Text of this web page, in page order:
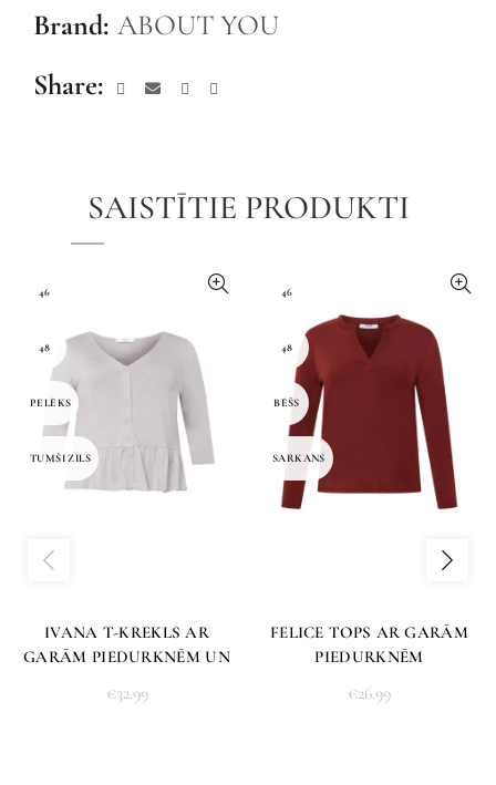
Brand: ABOUT YOU
Share
SAISTĪTIE PRODUKTI
46
48
PELĒKS
TUMŠI ZILS
IVANA T-KREKLS AR
GARĀM PIEDURKNĒM UN
€32.99
46
48
BĒŠS
SARKANS
FELICE TOPS AR GARĀM
PIEDURKNĒM
€26.99